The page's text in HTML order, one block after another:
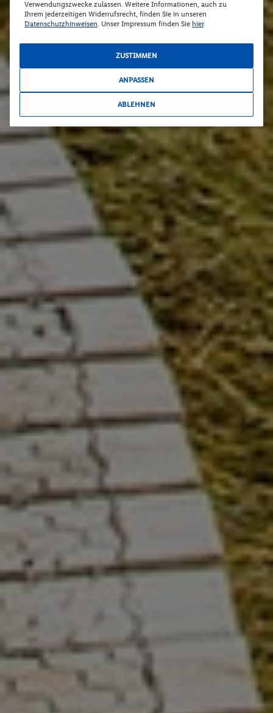
Verwendungszwecke zulassen. Weitere Informationen, auch zu
Ihrem jederzeitigen Widerrufsrecht, finden Sie in unseren
Datenschutzhinweisen. Unser Impressum finden Sie hier.
ZUSTIMMEN
ANPASSEN
ABLEHNEN